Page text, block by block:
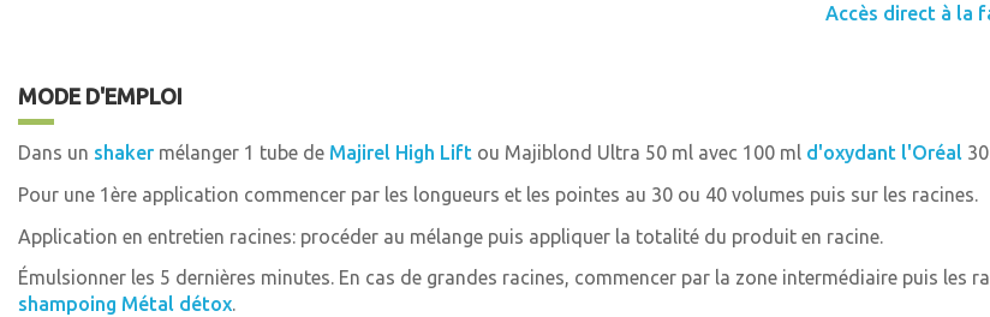
Accès direct à la
MODE D'EMPLOI
Dans un shaker mélanger 1 tube de Majirel High Lift ou Majiblond Ultra 50 ml avec 100 ml d'oxydant l'Oréal
Pour une 1ère application commencer par les longueurs et les pointes au 30 ou 40 volumes puis sur les racines.
Application en entretien racines: procéder au mélange puis appliquer la totalité du produit en racine.
Émulsionner les 5 dernières minutes. En cas de grandes racines, commencer par la zone intermédiaire puis les
shampoing Métal détox.